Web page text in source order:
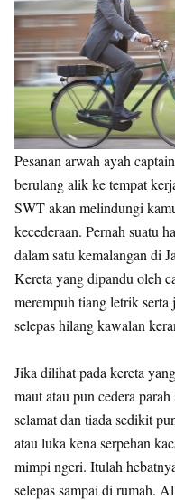
Pesanan arwah ayah
berulang alik ke tempat
SWT akan melindungi
kecederaan. Pernah suatu
dalam satu kemalangan di
Kereta yang dipandu oleh
merempuh tiang letrik
selepas hilang kawalan
Jika dilihat pada kereta
maut atau pun cedera
selamat dan tiada sedikit
atau luka kena serpehan
mimpi ngeri. Itulah
selepas sampai di rumah.